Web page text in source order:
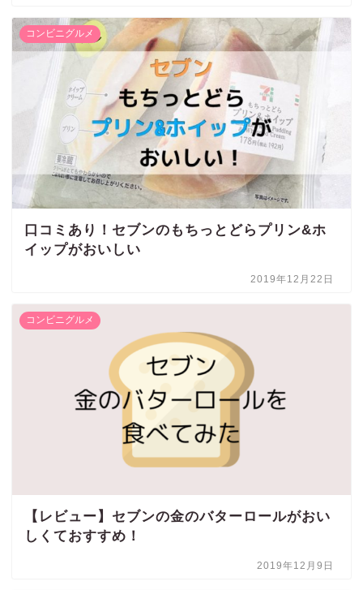
コンビニグルメ
口コミあり！セブンのもちっとどらプリン&ホ
イップがおいしい
2019年12月22日
コンビニグルメ
【レビュー】セブンの金のバターロールがおい
しくておすすめ！
2019年12月9日